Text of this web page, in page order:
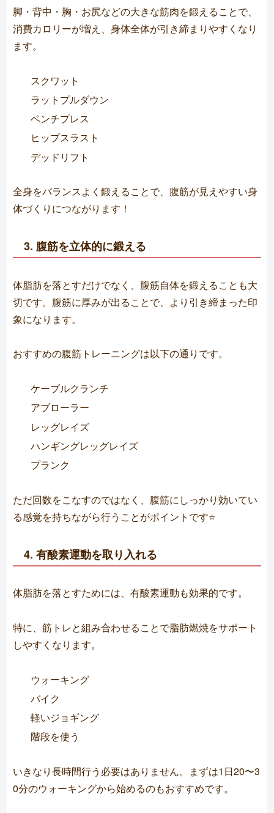
脚・背中・胸・お尻などの大きな筋肉を鍛えることで、
消費カロリーが増え、身体全体が引き締まりやすくなり
ます。
スクワット
ラットプルダウン
ベンチプレス
ヒップスラスト
デッドリフト
全身をバランスよく鍛えることで、腹筋が見えやすい身
体づくりにつながります！
3. 腹筋を立体的に鍛える
体脂肪を落とすだけでなく、腹筋自体を鍛えることも大
切です。腹筋に厚みが出ることで、より引き締まった印
象になります。
おすすめの腹筋トレーニングは以下の通りです。
ケーブルクランチ
アブローラー
レッグレイズ
ハンギングレッグレイズ
プランク
ただ回数をこなすのではなく、腹筋にしっかり効いてい
る感覚を持ちながら行うことがポイントです⭐️
4. 有酸素運動を取り入れる
体脂肪を落とすためには、有酸素運動も効果的です。
特に、筋トレと組み合わせることで脂肪燃焼をサポート
しやすくなります。
ウォーキング
バイク
軽いジョギング
階段を使う
いきなり長時間行う必要はありません。まずは1日20〜3
0分のウォーキングから始めるのもおすすめです。